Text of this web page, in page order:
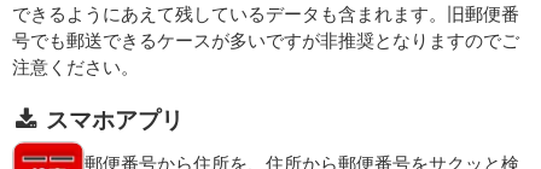
できるようにあえて残しているデータも含まれます。旧郵便番
号でも郵送できるケースが多いですが非推奨となりますのでご
注意ください。
スマホアプリ
郵便番号から住所を、住所から郵便番号をサクッと検